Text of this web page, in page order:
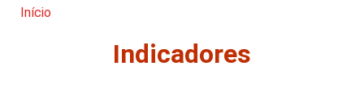
Início
Indicadores